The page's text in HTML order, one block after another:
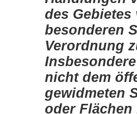
des
besonderen
Verordnung
nicht dem
gewidmeten
oder